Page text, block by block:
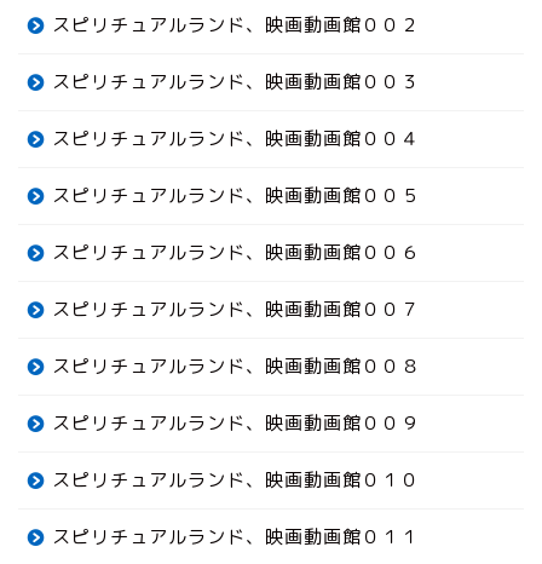
スピリチュアルランド、映画動画館００２
スピリチュアルランド、映画動画館００３
スピリチュアルランド、映画動画館００４
スピリチュアルランド、映画動画館００５
スピリチュアルランド、映画動画館００６
スピリチュアルランド、映画動画館００７
スピリチュアルランド、映画動画館００８
スピリチュアルランド、映画動画館００９
スピリチュアルランド、映画動画館０１０
スピリチュアルランド、映画動画館０１１